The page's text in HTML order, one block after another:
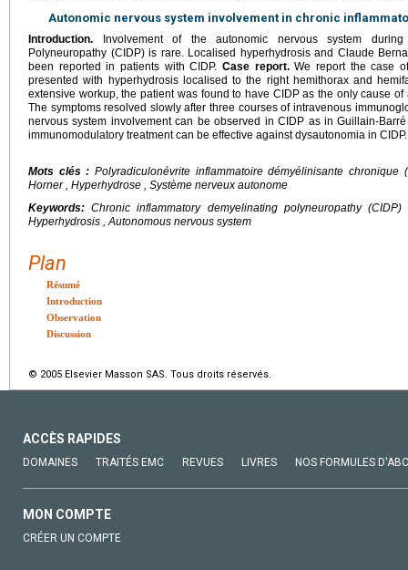
Autonomic nervous system involvement in chronic
Introduction. Involvement of the autonomic nervous system during
Polyneuropathy (CIDP) is rare. Localised hyperhydrosis and Claude
been reported in patients with CIDP. Case report.We report the case
presented with hyperhydrosis localised to the right hemithorax and
extensive workup, the patient was found to have CIDP as the only cause
The symptoms resolved slowly after three courses of intravenous
nervous system involvement can be observed in CIDP as in Guillain-
immunomodulatory treatment can be effective against dysautonomia in CIDP.
Mots clés : Polyradiculonévrite inflammatoire démyélinisante
Horner , Hyperhydrose , Système nerveux autonome
Keywords:Chronic inflammatory demyelinating polyneuropathy
Hyperhydrosis , Autonomous nervous system
Plan
Résumé
Introduction
Observation
Discussion
© 2005 Elsevier Masson SAS. Tous droits réservés.
ACCÈS RAPIDES
DOMAINES TRAITÉS EMC REVUES LIVRES NOS FORMULES
MON COMPTE
CRÉER UN COMPTE